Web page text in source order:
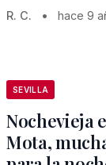
R. C. • hace 9
SEVILLA
Nochevieja
Mota,